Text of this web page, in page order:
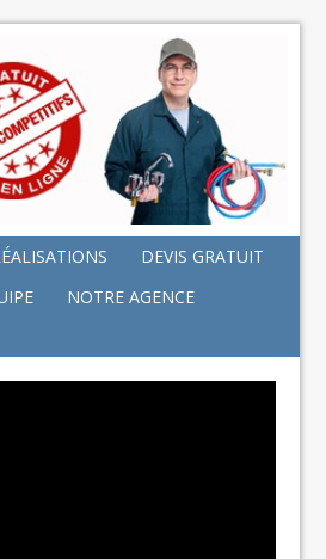
DEVIS GRATUIT
NOTRE AGENCE